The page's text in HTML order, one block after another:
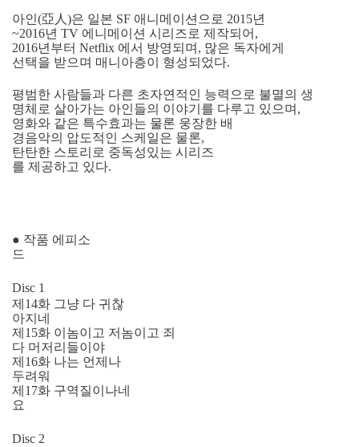
아인(亞人)은 일본 SF 애니메이션으로 2015년
~2016년 TV 에니메이션 시리즈로 제작되어,
2016년부터 Netflix 에서 방영되며, 많은 독자에게
선택을 받으며 매니아층이 형성되었다.
평범한 사람들과 다른 초자연적인 능력으로 불멸의 생
명체로 살아가는 아인들의 이야기를 다루고 있으며,
영화와 같은 특수효과는 물론 웅장한 배
경음악의 압도적인 스케일은 물론,
탄탄한 스토리로 중독성있는 시리즈
를 제공하고 있다.
● 작품 에피소
드
Disc 1
제14화 그냥 다 귀찮
아지네
제15화 이놈이고 저놈이고 죄
다 머저리들이야
제16화 나는 언제나
두려워
제17화 구역질이나네
요
Disc 2